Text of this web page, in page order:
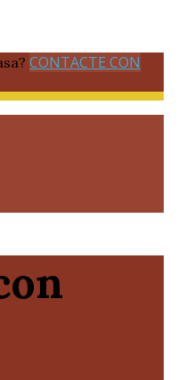
CONTACTE CON